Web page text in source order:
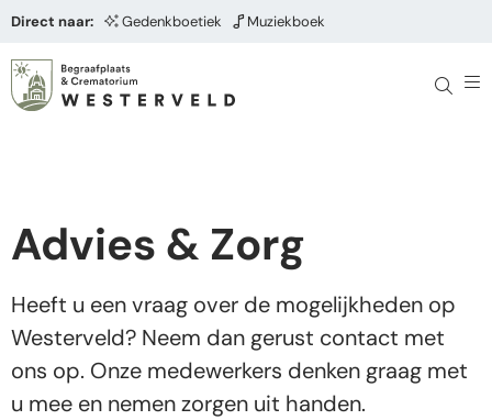
Direct naar: Gedenkboetiek Muziekboek
Advies & Zorg
Heeft u een vraag over de mogelijkheden op
Westerveld? Neem dan gerust contact met
ons op. Onze medewerkers denken graag met
u mee en nemen zorgen uit handen.